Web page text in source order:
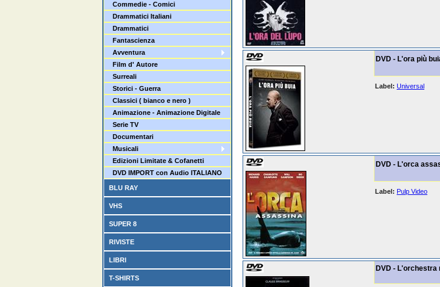
Commedie - Comici
Drammatici Italiani
Drammatici
Fantascienza
Avventura
Film d' Autore
Surreali
Storici - Guerra
Classici ( bianco e nero )
Animazione - Animazione Digitale
Serie TV
Documentari
Musicali
Edizioni Limitate & Cofanetti
DVD IMPORT con Audio ITALIANO
BLU RAY
VHS
SUPER 8
RIVISTE
LIBRI
T-SHIRTS
DVD - L'ora più
Label: Universal
DVD - L'orca
Label: Pulp Video
DVD - L'orchestra